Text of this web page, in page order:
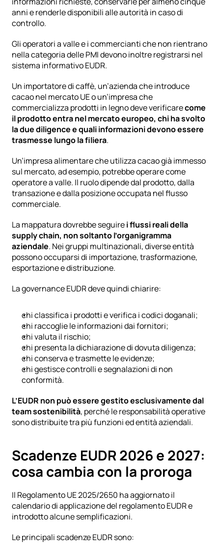
anni e renderle disponibili alle autorità in caso di
controllo.
Gli operatori a valle e i commercianti che non rientrano
nella categoria delle PMI devono inoltre registrarsi nel
sistema informativo EUDR.
Un importatore di caffè, un’azienda che introduce
cacao nel mercato UE o un’impresa che
commercializza prodotti in legno deve verificare come
il prodotto entra nel mercato europeo, chi ha svolto
la due diligence e quali informazioni devono essere
trasmesse lungo la filiera.
Un’impresa alimentare che utilizza cacao già immesso
sul mercato, ad esempio, potrebbe operare come
operatore a valle. Il ruolo dipende dal prodotto, dalla
transazione e dalla posizione occupata nel flusso
commerciale.
La mappatura dovrebbe seguire i flussi reali della
supply chain, non soltanto l’organigramma
aziendale. Nei gruppi multinazionali, diverse entità
possono occuparsi di importazione, trasformazione,
esportazione e distribuzione.
La governance EUDR deve quindi chiarire:
chi classifica i prodotti e verifica i codici doganali;
chi raccoglie le informazioni dai fornitori;
chi valuta il rischio;
chi presenta la dichiarazione di dovuta diligenza;
chi conserva e trasmette le evidenze;
chi gestisce controlli e segnalazioni di non
conformità.
L’EUDR non può essere gestito esclusivamente dal
team sostenibilità, perché le responsabilità operative
sono distribuite tra più funzioni ed entità aziendali.
Scadenze EUDR 2026 e 2027:
cosa cambia con la proroga
Il Regolamento UE 2025/2650 ha aggiornato il
calendario di applicazione del regolamento EUDR e
introdotto alcune semplificazioni.
Le principali scadenze EUDR sono: